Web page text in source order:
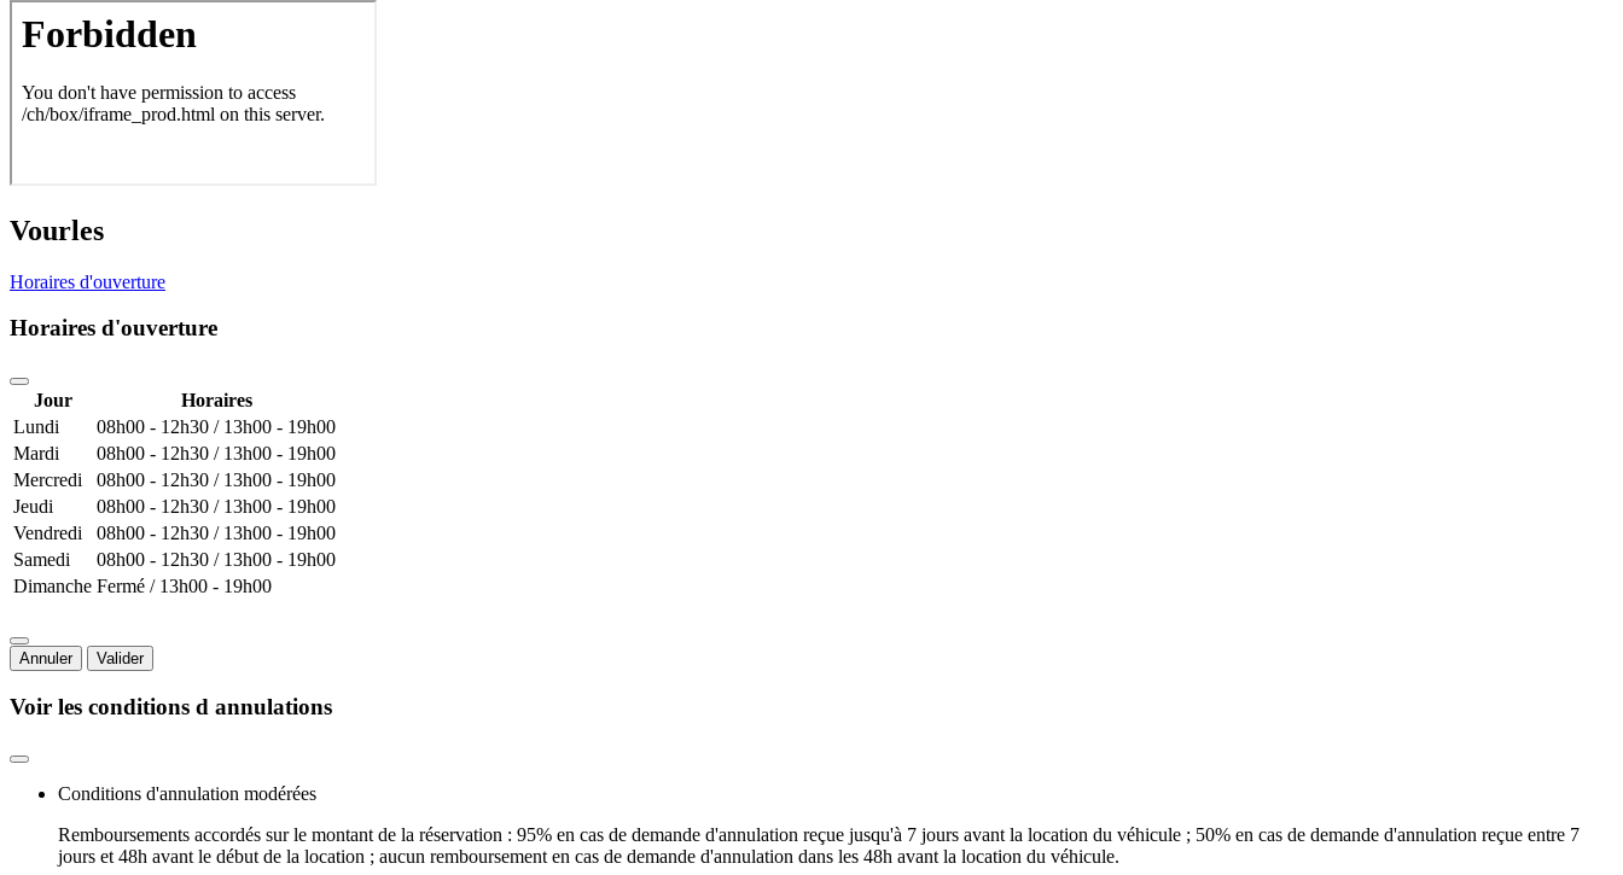
Vourles
Horaires d'ouverture
Horaires d'ouverture
Jour
Horaires
Lundi
08h00 - 12h30 / 13h00 - 19h00
Mardi
08h00 - 12h30 / 13h00 - 19h00
Mercredi
08h00 - 12h30 / 13h00 - 19h00
Jeudi
08h00 - 12h30 / 13h00 - 19h00
Vendredi
08h00 - 12h30 / 13h00 - 19h00
Samedi
08h00 - 12h30 / 13h00 - 19h00
Dimanche Fermé / 13h00 - 19h00
Annuler Valider
Voir les conditions d annulations
Conditions d'annulation modérées
Remboursements accordés sur le montant de la réservation : 95% en cas de demande d'annulation reçue jusqu'à 7 jours avant la location du véhicule ; 50% en cas de demande d'annulation reçue entre 7
jours et 48h avant le début de la location ; aucun remboursement en cas de demande d'annulation dans les 48h avant la location du véhicule.